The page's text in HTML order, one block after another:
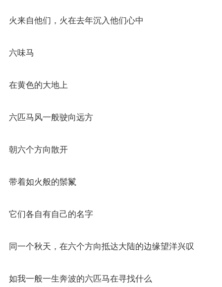
火来自他们，火在去年沉入他们心中
六味马
在黄色的大地上
六匹马风一般驶向远方
朝六个方向散开
带着如火般的鬃鬣
它们各自有自己的名字
同一个秋天，在六个方向抵达大陆的边缘望洋兴叹
如我一般一生奔波的六匹马在寻找什么